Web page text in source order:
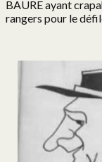
BAURE ayant
rangers pour le